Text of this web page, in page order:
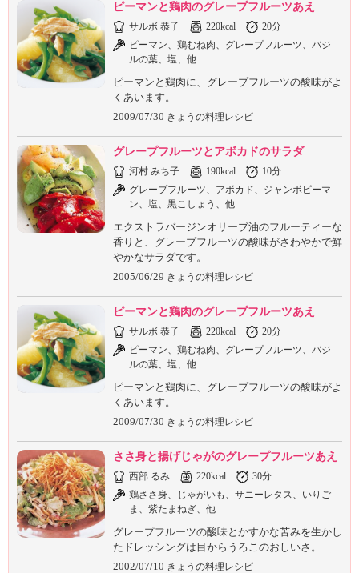
う
の
料
理
」
ピーマンと鶏肉のグレープフルーツあえ
サルボ 恭子 220kcal
20分
ピーマン、鶏むね肉、グレープフルーツ、バジ
ルの葉、塩、他
ピーマンと鶏肉に、グレープフルーツの酸味がよ
くあいます。
2009/07/30 きょうの料理レシピ
グレープフルーツとアボカドのサラダ
河村 みち子 190kcal
10分
グレープフルーツ、アボカド、ジャンボピーマ
ン、塩、黒こしょう、他
エクストラバージンオリーブ油のフルーティーな
香りと、グレープフルーツの酸味がさわやかで鮮
やかなサラダです。
2005/06/29 きょうの料理レシピ
ピーマンと鶏肉のグレープフルーツあえ
サルボ 恭子 220kcal
20分
ピーマン、鶏むね肉、グレープフルーツ、バジ
ルの葉、塩、他
ピーマンと鶏肉に、グレープフルーツの酸味がよ
くあいます。
2009/07/30 きょうの料理レシピ
ささ身と揚げじゃがのグレープフルーツあえ
西部 るみ 220kcal
30分
鶏ささ身、じゃがいも、サニーレタス、いりご
ま、紫たまねぎ、他
グレープフルーツの酸味とかすかな苦みを生かし
たドレッシングは目からうろこのおしいさ。
2002/07/10 きょうの料理レシピ